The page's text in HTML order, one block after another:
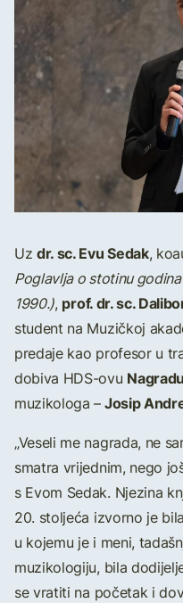
Uzdr. sc. Evu Sedak,
Poglavlja o stotinu
1990.), prof. dr. sc.
student na Muzičkoj
predaje kao profesor u
dobiva HDS-ovu Nagradu
muzikologa –Josip
„Veseli me nagrada, ne
smatra vrijednim, nego
s Evom Sedak. Njezina
20. stoljeća izvorno je
u kojemu je i meni,
muzikologiju, bila
se vratiti na početak i